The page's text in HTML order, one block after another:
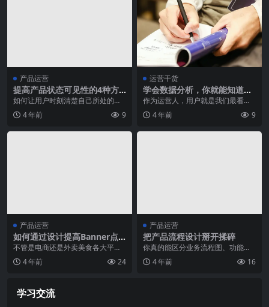
产品运营
提高产品状态可见性的4种方
法
如何让用户时刻清楚自己所处的状
态、并对当前的目标及去向有所了
解呢？这里将提供四种...
4 年前 9
运营干货
学会数据分析，你就能知道你
流失的用户量！
作为运营人，用户就是我们最看重
的人，我们总是想尽各种办法拉
新、促活、留存，那我们...
4 年前 9
产品运营
如何通过设计提高Banner点
击率？
不管是电商还是外卖美食各大平
台，Banner图也就是首焦图，都是
其中最吸引人点击...
4 年前 24
产品运营
把产品流程设计掰开揉碎
你真的能区分业务流程图、功能流
程图和页面流程图吗？在工作中，
经常有产品经理会犯设...
4 年前 16
学习交流